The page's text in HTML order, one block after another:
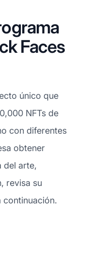
Faces
único que
NFTs de
con diferentes
obtener
del arte,
revisa su
continuación.